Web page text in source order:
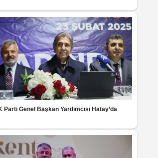
Parti Genel Başkan Yardımcısı Hatay’da